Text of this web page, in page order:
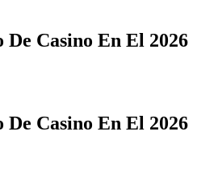
Casino En El 2026
Casino En El 2026